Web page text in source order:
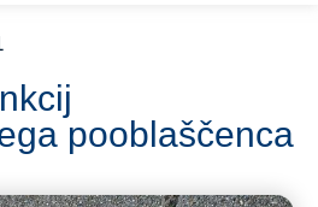
pooblaščenca